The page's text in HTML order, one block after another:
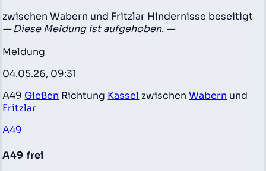
zwischen Wabern und Fritzlar Hindernisse beseitigt
— Diese Meldung ist aufgehoben. —
Meldung
04.05.26, 09:31
A49 Gießen Richtung Kassel zwischenWabern und
Fritzlar
A49
A49 frei